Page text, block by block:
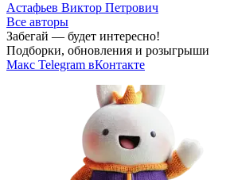
Астафьев Виктор Петрович
Все авторы
Забегай — будет интересно!
Подборки, обновления и розыгрыши
Макс Telegram вКонтакте